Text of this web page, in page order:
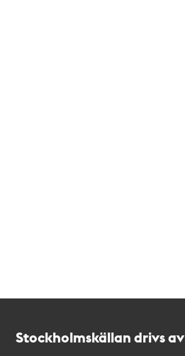
Stockholmskällan drivs av